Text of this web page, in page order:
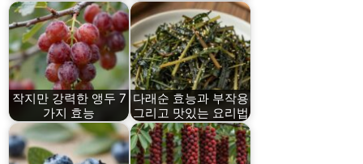
작지만 강력한 앵두 7
가지 효능
다래순 효능과 부작용
그리고 맛있는 요리법